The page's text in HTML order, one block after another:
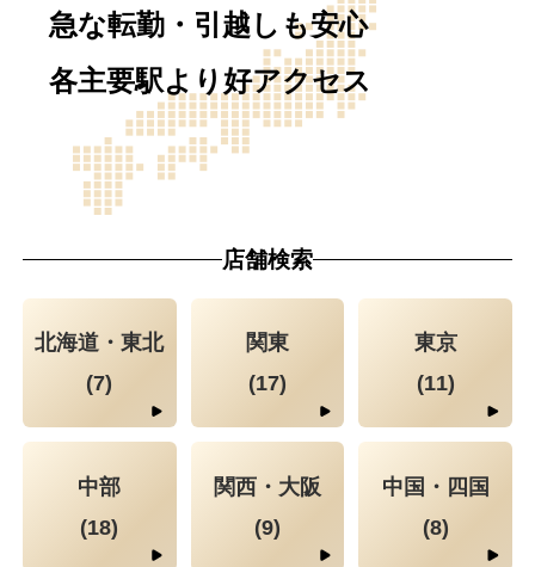
急な転勤・引越しも安心
各主要駅より好アクセス
店舗検索
北海道・東北
(7)
関東
(17)
東京
(11)
中部
(18)
関西・大阪
(9)
中国・四国
(8)